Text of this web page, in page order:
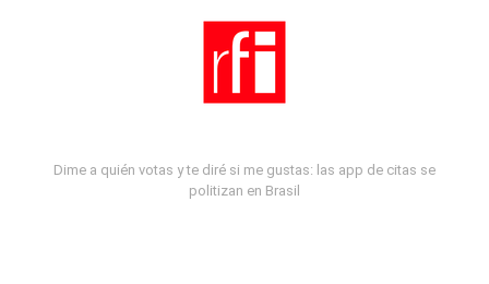
Dime a quién votas y te diré si me gustas: las app de citas se
politizan en Brasil